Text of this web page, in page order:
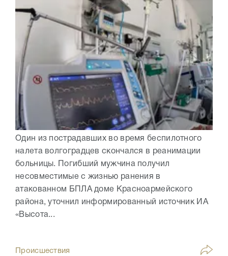
Один из пострадавших во время беспилотного
налета волгоградцев скончался в реанимации
больницы. Погибший мужчина получил
несовместимые с жизнью ранения в
атакованном БПЛА доме Красноармейского
района, уточнил информированный источник ИА
«Высота...
Происшествия